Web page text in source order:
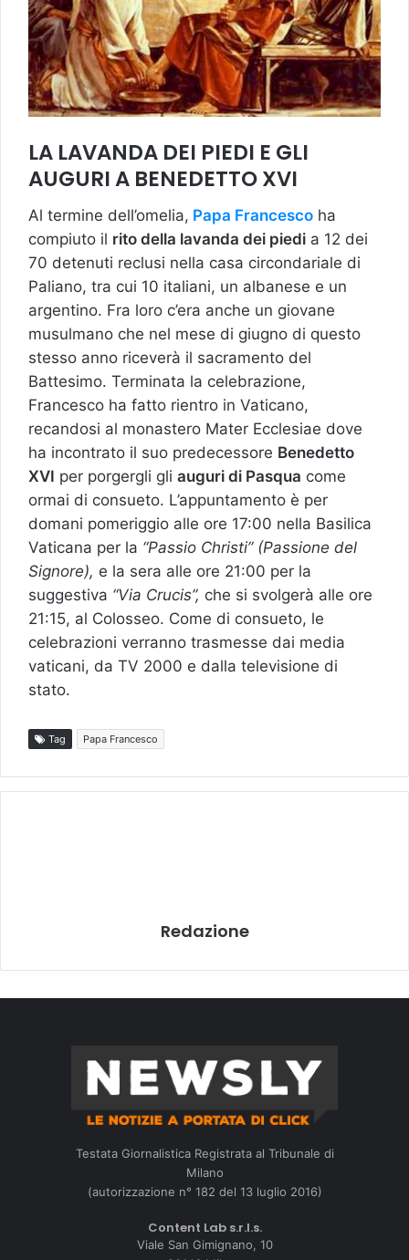
LA LAVANDA DEI PIEDI E GLI
AUGURI A BENEDETTO XVI
Al termine dell’omelia, Papa Francesco ha
compiuto il rito della lavanda dei piedi a 12 dei
70 detenuti reclusi nella casa circondariale di
Paliano, tra cui 10 italiani, un albanese e un
argentino. Fra loro c’era anche un giovane
musulmano che nel mese di giugno di questo
stesso anno riceverà il sacramento del
Battesimo. Terminata la celebrazione,
Francesco ha fatto rientro in Vaticano,
recandosi al monastero Mater Ecclesiae dove
ha incontrato il suo predecessore Benedetto
XVI per porgergli gli auguri di Pasqua come
ormai di consueto. L’appuntamento è per
domani pomeriggio alle ore 17:00 nella Basilica
Vaticana per la “Passio Christi” (Passione del
Signore), e la sera alle ore 21:00 per la
suggestiva “Via Crucis”, che si svolgerà alle ore
21:15, al Colosseo. Come di consueto, le
celebrazioni verranno trasmesse dai media
vaticani, da TV 2000 e dalla televisione di
stato.
Tag Papa Francesco
Redazione
Testata Giornalistica Registrata al Tribunale di
Milano
(autorizzazione n° 182 del 13 luglio 2016)
Content Lab s.r.l.s.
Viale San Gimignano, 10